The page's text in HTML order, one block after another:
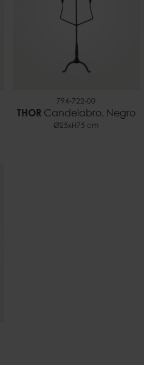
794-722-00
THORCandelabro, Negro
Ø25xH75 cm